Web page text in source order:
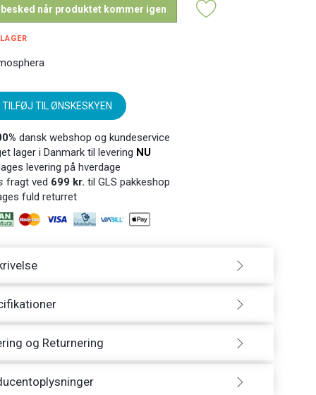
besked når produktet kommer igen
TILFØJ TIL ØNSKESKYEN
dansk webshop og kundeservice
lager i Danmark til levering NU
levering på hverdage
fragt ved 699 kr. til GLS pakkeshop
fuld returret
og Returnering